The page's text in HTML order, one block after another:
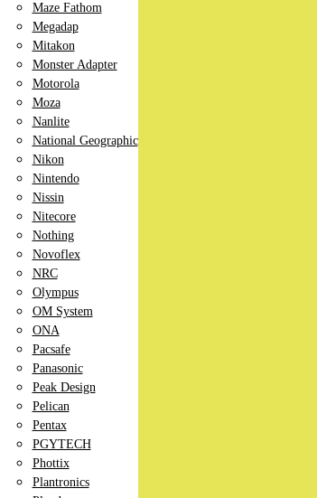
Maze Fathom
Megadap
Mitakon
Monster Adapter
Motorola
Moza
Nanlite
National Geographic
Nikon
Nintendo
Nissin
Nitecore
Nothing
Novoflex
NRC
Olympus
OM System
ONA
Pacsafe
Panasonic
Peak Design
Pelican
Pentax
PGYTECH
Phottix
Plantronics